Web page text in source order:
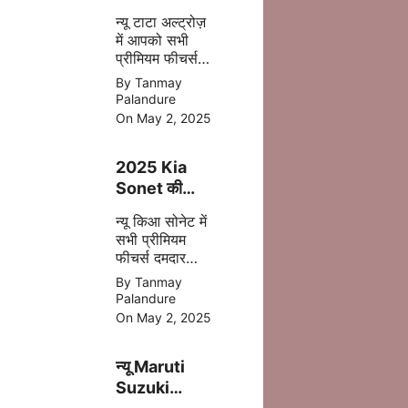
जानिए क्या-क्या
बदला है इस बार
न्यू टाटा अल्ट्रोज़
में आपको सभी
प्रीमियम फीचर्स
अपडेट
एक्सटीरियर के
साथ ज्यादा सेफ्टी,
पॉवरफुल इंजन
जाता है |
By Tanmay
Palandure
On May 2, 2025
2025 Kia
Sonet की
पहली झलक –
अब मिलेगा बड़ा
टचस्क्रीन और
न्यू किआ सोनेट में
सभी प्रीमियम
फीचर्स दमदार
इंजन डिसेंट सेफ्टी
बेहतर कलर के
साथ 2025 में
मिल जाती है |
By Tanmay
Palandure
On May 2, 2025
न्यू Maruti
Suzuki